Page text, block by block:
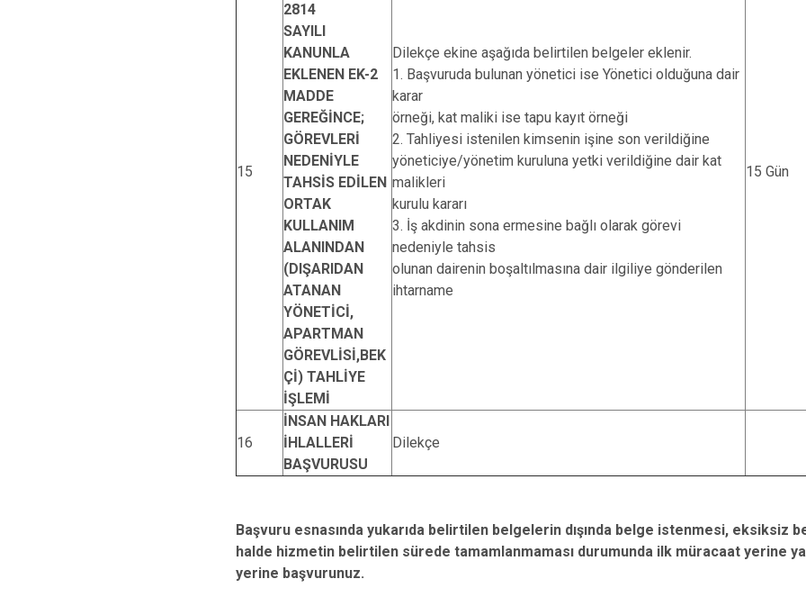
15
2814
SAYILI
KANUNLA
EKLENEN EK-2
MADDE
GEREĞİNCE;
GÖREVLERİ
NEDENİYLE
TAHSİS EDİLEN
ORTAK
KULLANIM
ALANINDAN
(DIŞARIDAN
ATANAN
YÖNETİCİ,
APARTMAN
GÖREVLİSİ,BEK
Çİ) TAHLİYE
İŞLEMİ
Dilekçe ekine aşağıda belirtilen belgeler eklenir.
1. Başvuruda bulunan yönetici ise Yönetici olduğuna dair
karar
örneği, kat maliki ise tapu kayıt örneği
2. Tahliyesi istenilen kimsenin işine son verildiğine
yöneticiye/yönetim kuruluna yetki verildiğine dair kat
malikleri
kurulu kararı
3. İş akdinin sona ermesine bağlı olarak görevi
nedeniyle tahsis
olunan dairenin boşaltılmasına dair ilgiliye gönderilen
ihtarname
15 Gün
16
İNSAN HAKLARI
İHLALLERİ
BAŞVURUSU
Dilekçe
Başvuru esnasında yukarıda belirtilen belgelerin dışında belge istenmesi, eksiksiz
halde hizmetin belirtilen sürede tamamlanmaması durumunda ilk müracaat yerine
yerine başvurunuz.